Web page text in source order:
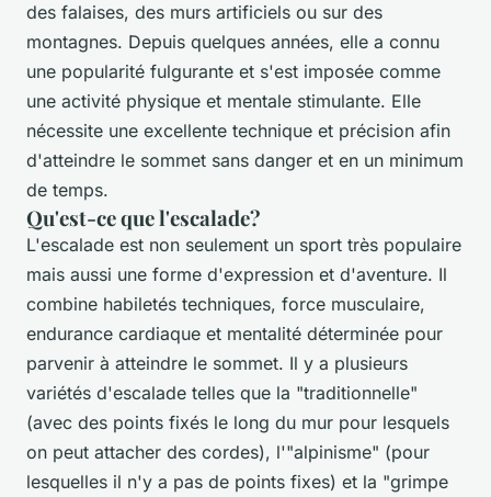
des falaises, des murs artificiels ou sur des
montagnes. Depuis quelques années, elle a connu
une popularité fulgurante et s'est imposée comme
une activité physique et mentale stimulante. Elle
nécessite une excellente technique et précision afin
d'atteindre le sommet sans danger et en un minimum
de temps.
Qu'est-ce que l'escalade?
L'escalade est non seulement un sport très populaire
mais aussi une forme d'expression et d'aventure. Il
combine habiletés techniques, force musculaire,
endurance cardiaque et mentalité déterminée pour
parvenir à atteindre le sommet. Il y a plusieurs
variétés d'escalade telles que la "traditionnelle"
(avec des points fixés le long du mur pour lesquels
on peut attacher des cordes), l'"alpinisme" (pour
lesquelles il n'y a pas de points fixes) et la "grimpe